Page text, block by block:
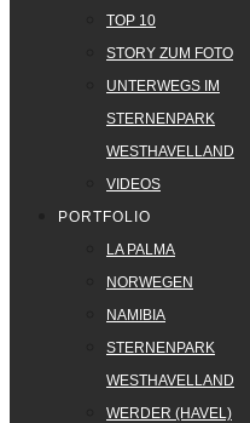
TOP 10
STORY ZUM FOTO
UNTERWEGS IM
STERNENPARK
WESTHAVELLAND
VIDEOS
PORTFOLIO
LA PALMA
NORWEGEN
NAMIBIA
STERNENPARK
WESTHAVELLAND
WERDER (HAVEL)